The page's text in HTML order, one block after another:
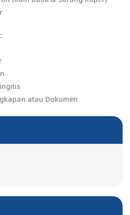
atau Dokumen